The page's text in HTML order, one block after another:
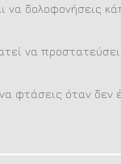
δολοφονήσεις
να
φτάσεις όταν δεν